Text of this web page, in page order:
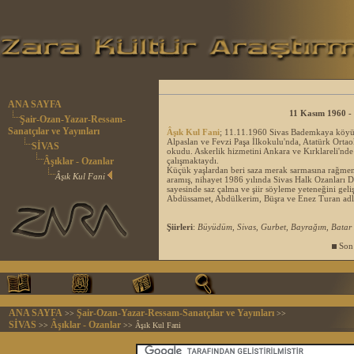
ANA SAYFA
Şair-Ozan-Yazar-Ressam-
Sanatçılar ve Yayınları
SİVAS
Âşıklar - Ozanlar
Âşık Kul Fani
11 Kasım 1960
Âşık Kul Fani; 11.11.1960 Sivas Bademkaya
Alpaslan ve Fevzi Paşa İlkokulu'nda, Atatürk
okudu. Askerlik hizmetini Ankara ve
çalışmaktaydı.
Küçük yaşlardan beri saza merak sarmasına
aramış, nihayet 1986 yılında Sivas Halk Ozanları
sayesinde saz çalma ve şiir söyleme yeteneğini
Abdüssamet, Abdülkerim, Büşra ve Enez Turan
Şiirleri: Büyüdüm, Sivas, Gurbet, Bayrağım,
ANA SAYFA >> Şair-Ozan-Yazar-Ressam-Sanatçılar ve Yayınları >>
SİVAS >> Âşıklar - Ozanlar >> Âşık Kul Fani